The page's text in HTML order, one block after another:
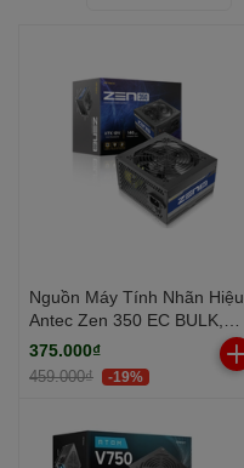
Nguồn Máy Tính Nhãn Hiệu
Antec Zen 350 EC BULK,
điện áp 230V, công suất
350W
375.000₫
459.000₫ -19%